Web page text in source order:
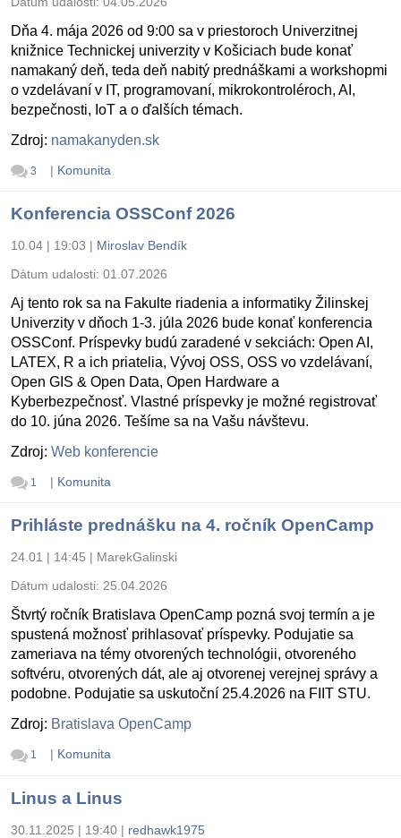
Dňa 4. mája 2026 od 9:00 sa v priestoroch Univerzitnej
knižnice Technickej univerzity v Košiciach bude konať
namakaný deň, teda deň nabitý prednáškami a workshopmi
o vzdelávaní v IT, programovaní, mikrokontroléroch, AI,
bezpečnosti, IoT a o ďalších témach.
Zdroj: namakanyden.sk
3 | Komunita
Konferencia OSSConf 2026
10.04 | 19:03 | Miroslav Bendík
Dátum udalosti: 01.07.2026
Aj tento rok sa na Fakulte riadenia a informatiky Žilinskej
Univerzity v dňoch 1-3. júla 2026 bude konať konferencia
OSSConf. Príspevky budú zaradené v sekciách: Open AI,
LATEX, R a ich priatelia, Vývoj OSS, OSS vo vzdelávaní,
Open GIS & Open Data, Open Hardware a
Kyberbezpečnosť. Vlastné príspevky je možné registrovať
do 10. júna 2026. Tešíme sa na Vašu návštevu.
Zdroj: Web konferencie
1 | Komunita
Prihláste prednášku na 4. ročník OpenCamp
24.01 | 14:45 | MarekGalinski
Dátum udalosti: 25.04.2026
Štvrtý ročník Bratislava OpenCamp pozná svoj termín a je
spustená možnosť prihlasovať príspevky. Podujatie sa
zameriava na témy otvorených technológii, otvoreného
softvéru, otvorených dát, ale aj otvorenej verejnej správy a
podobne. Podujatie sa uskutoční 25.4.2026 na FIIT STU.
Zdroj: Bratislava OpenCamp
1 | Komunita
Linus a Linus
30.11.2025 | 19:40 | redhawk1975